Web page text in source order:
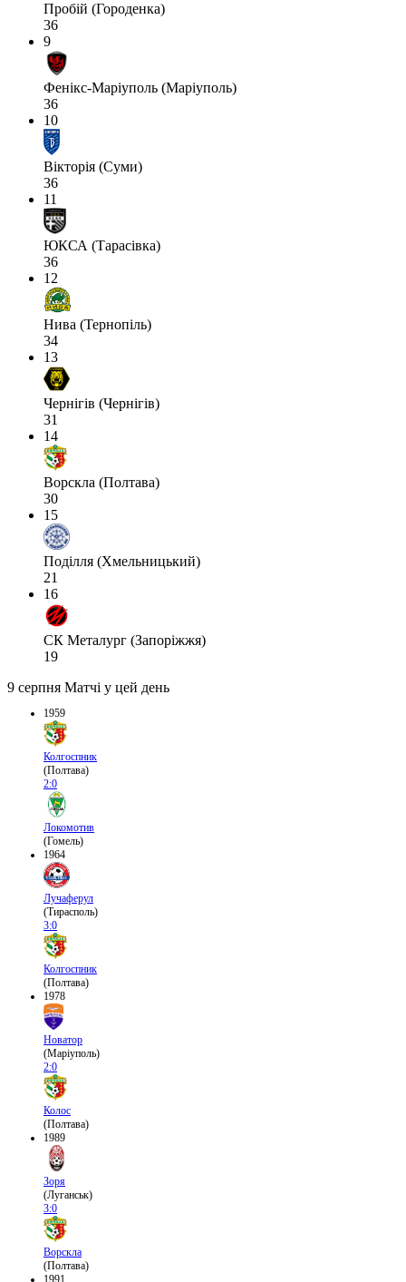
Пробій (Городенка)
36
9
Фенікс-Маріуполь (Маріуполь)
36
10
Вікторія (Суми)
36
11
ЮКСА (Тарасівка)
36
12
Нива (Тернопіль)
34
13
Чернігів (Чернігів)
31
14
Ворскла (Полтава)
30
15
Поділля (Хмельницький)
21
16
СК Металург (Запоріжжя)
19
9 серпня Матчі у цей день
1959
Колгоспник
(Полтава)
2:0
Локомотив
(Гомель)
1964
Лучаферул
(Тирасполь)
3:0
Колгоспник
(Полтава)
1978
Новатор
(Маріуполь)
2:0
Колос
(Полтава)
1989
Зоря
(Луганськ)
3:0
Ворскла
(Полтава)